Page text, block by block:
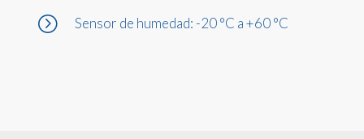
= Sensor de humedad: -20 °C a +60 °C